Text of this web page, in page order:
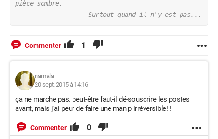
pièce sombre.
                    Surtout quand il n'y est pas...
Commenter 1
namala
20 sept. 2015 à 14:16
ça ne marche pas. peut-être faut-il dé-souscrire les postes
avant, mais j'ai peur de faire une manip irréversible! !
Commenter 0